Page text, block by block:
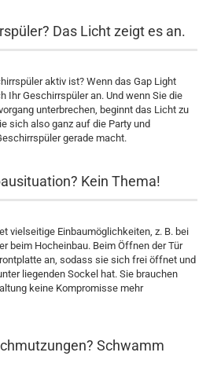
Das Licht zeigt es an.
aktiv ist? Wenn das Gap Light
Ihr Geschirrspüler an. Und wenn Sie die
unterbrechen, beginnt das Licht zu
sich also ganz auf die Party und
gerade macht.
Kein Thema!
vielseitige Einbaumöglichkeiten, z. B. bei
beim Hocheinbau. Beim Öffnen der Tür
an, sodass sie sich frei öffnet und
liegenden Sockel hat. Sie brauchen
keine Kompromisse mehr
Schwamm